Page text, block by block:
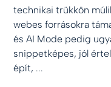
technikai trükkön
webes forrásokra
és AI Mode pedig
snippetképes, jól
épít, ...